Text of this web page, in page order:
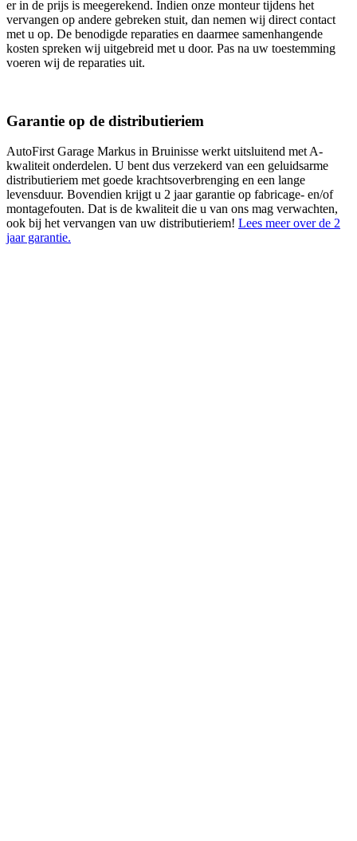
er in de prijs is meegerekend. Indien onze monteur tijdens het
vervangen op andere gebreken stuit, dan nemen wij direct contact
met u op. De benodigde reparaties en daarmee samenhangende
kosten spreken wij uitgebreid met u door. Pas na uw toestemming
voeren wij de reparaties uit.
Garantie op de distributieriem
AutoFirst Garage Markus in Bruinisse werkt uitsluitend met A-
kwaliteit onderdelen. U bent dus verzekerd van een geluidsarme
distributieriem met goede krachtsoverbrenging en een lange
levensduur. Bovendien krijgt u 2 jaar garantie op fabricage- en/of
montagefouten. Dat is de kwaliteit die u van ons mag verwachten,
ook bij het vervangen van uw distributieriem! Lees meer over de 2
jaar garantie.